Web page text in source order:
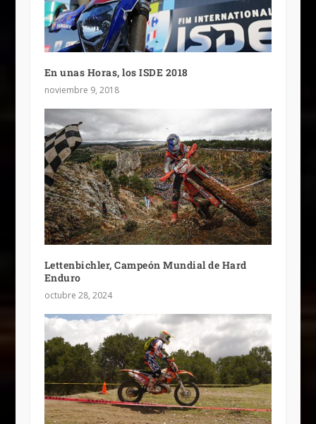
En unas Horas, los ISDE 2018
noviembre 9, 2018
Lettenbichler, Campeón Mundial de Hard
Enduro
octubre 28, 2024